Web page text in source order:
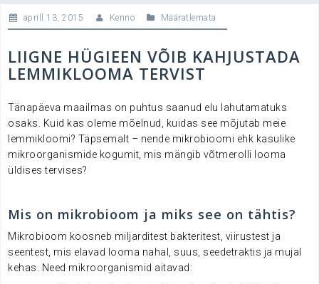
aprill 13, 2015 Kenno Määratlemata
LIIGNE HÜGIEEN VÕIB KAHJUSTADA
LEMMIKLOOMA TERVIST
Tänapäeva maailmas on puhtus saanud elu lahutamatuks
osaks. Kuid kas oleme mõelnud, kuidas see mõjutab meie
lemmikloomi? Täpsemalt – nende mikrobioomi ehk kasulike
mikroorganismide kogumit, mis mängib võtmerolli looma
üldises tervises?
Mis on mikrobioom ja miks see on tähtis?
Mikrobioom koosneb miljarditest bakteritest, viirustest ja
seentest, mis elavad looma nahal, suus, seedetraktis ja mujal
kehas. Need mikroorganismid aitavad: